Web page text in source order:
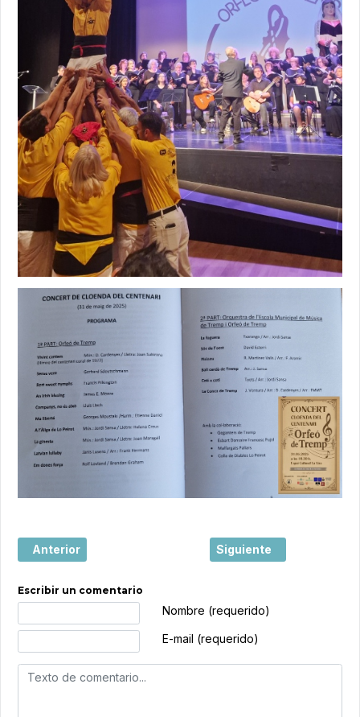
Artículo anterior: Castelldefels, reconocida como una
Anterior Artículo siguiente:
Siguiente
Escribir un comentario
Nombre (requerido)
E-mail (requerido)